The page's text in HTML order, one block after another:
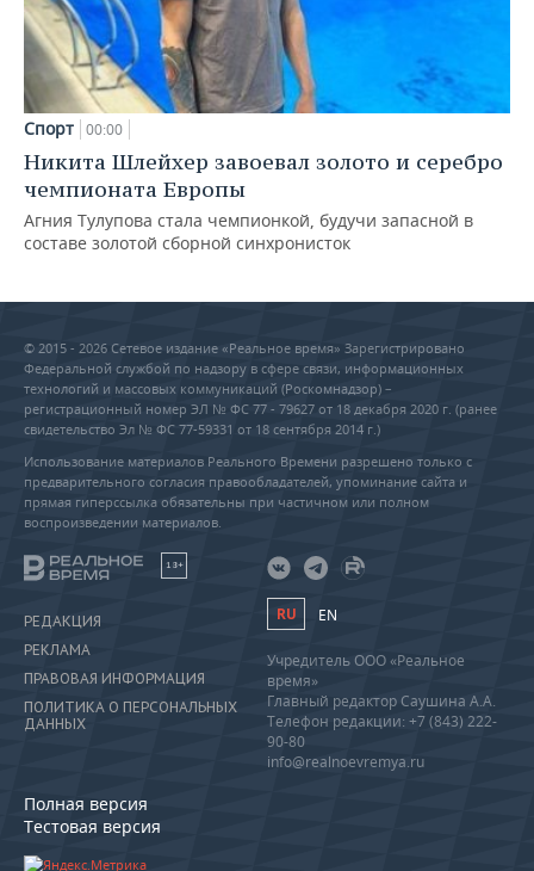
Спорт 00:00
Никита Шлейхер завоевал золото и серебро
чемпионата Европы
Агния Тулупова стала чемпионкой, будучи запасной в
составе золотой сборной синхронисток
© 2015 - 2026 Сетевое издание «Реальное время» Зарегистрировано
Федеральной службой по надзору в сфере связи, информационных
технологий и массовых коммуникаций (Роскомнадзор) –
регистрационный номер ЭЛ № ФС 77 - 79627 от 18 декабря 2020 г. (ранее
свидетельство Эл № ФС 77-59331 от 18 сентября 2014 г.)
Использование материалов Реального Времени разрешено только с
предварительного согласия правообладателей, упоминание сайта и
прямая гиперссылка обязательны при частичном или полном
воспроизведении материалов.
18+
РЕДАКЦИЯ
РЕКЛАМА
ПРАВОВАЯ ИНФОРМАЦИЯ
ПОЛИТИКА О ПЕРСОНАЛЬНЫХ
ДАННЫХ
Полная версия
Тестовая версия
RU EN
Учредитель ООО «Реальное
время»
Главный редактор Саушина А.А.
Телефон редакции: +7 (843) 222-
90-80
info@realnoevremya.ru